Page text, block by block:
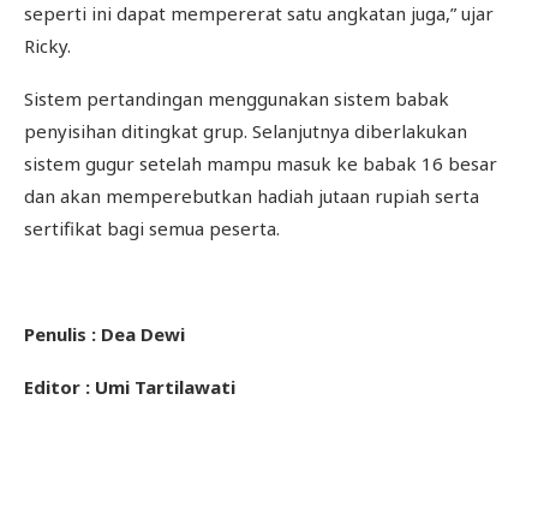
seperti ini dapat mempererat satu angkatan juga,” ujar
Ricky.
Sistem pertandingan menggunakan sistem babak
penyisihan ditingkat grup. Selanjutnya diberlakukan
sistem gugur setelah mampu masuk ke babak 16 besar
dan akan memperebutkan hadiah jutaan rupiah serta
sertifikat bagi semua peserta.
Penulis : Dea Dewi
Editor : Umi Tartilawati